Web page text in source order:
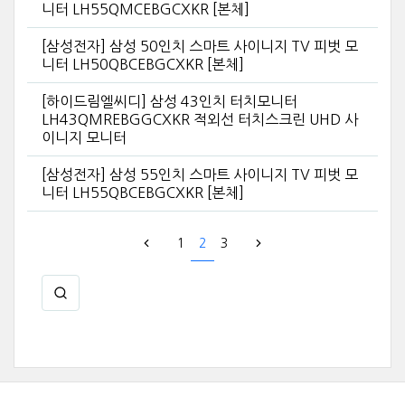
니터 LH55QMCEBGCXKR [본체]
[삼성전자] 삼성 50인치 스마트 사이니지 TV 피벗 모
니터 LH50QBCEBGCXKR [본체]
[하이드림엘씨디] 삼성 43인치 터치모니터
LH43QMREBGGCXKR 적외선 터치스크린 UHD 사
이니지 모니터
[삼성전자] 삼성 55인치 스마트 사이니지 TV 피벗 모
니터 LH55QBCEBGCXKR [본체]
1 2 3